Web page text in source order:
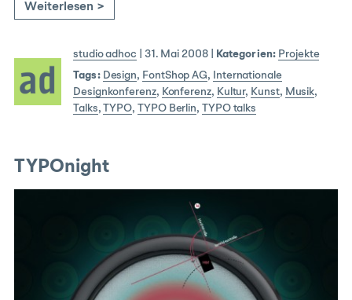
Weiterlesen >
studio adhoc 31. Mai 2008| Kategorien: Projekte
Tags: Design, FontShop AG,
Internationale
Designkonferenz, Konferenz, Kultur, Kunst, Musik,
Talks,TYPO, TYPO Berlin, TYPO talks
TYPOnight